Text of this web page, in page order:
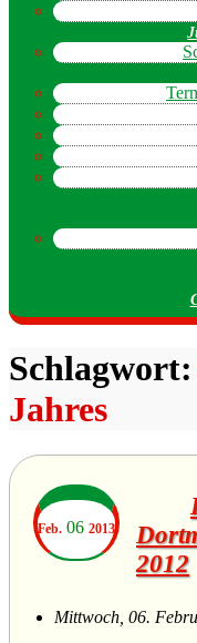
Schlagwort:
Jahres
Feb. 06 2013
2012
Mittwoch, 06.